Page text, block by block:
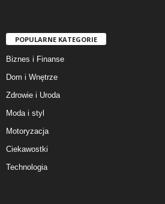
POPULARNE KATEGORIE
Biznes i Finanse
Dom i Wnętrze
Zdrowie i Uroda
Moda i styl
Motoryzacja
Ciekawostki
Technologia